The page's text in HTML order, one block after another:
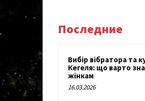
Последние
Вибір вібратора та
Кегеля: що варто
жінкам
16.03.2026